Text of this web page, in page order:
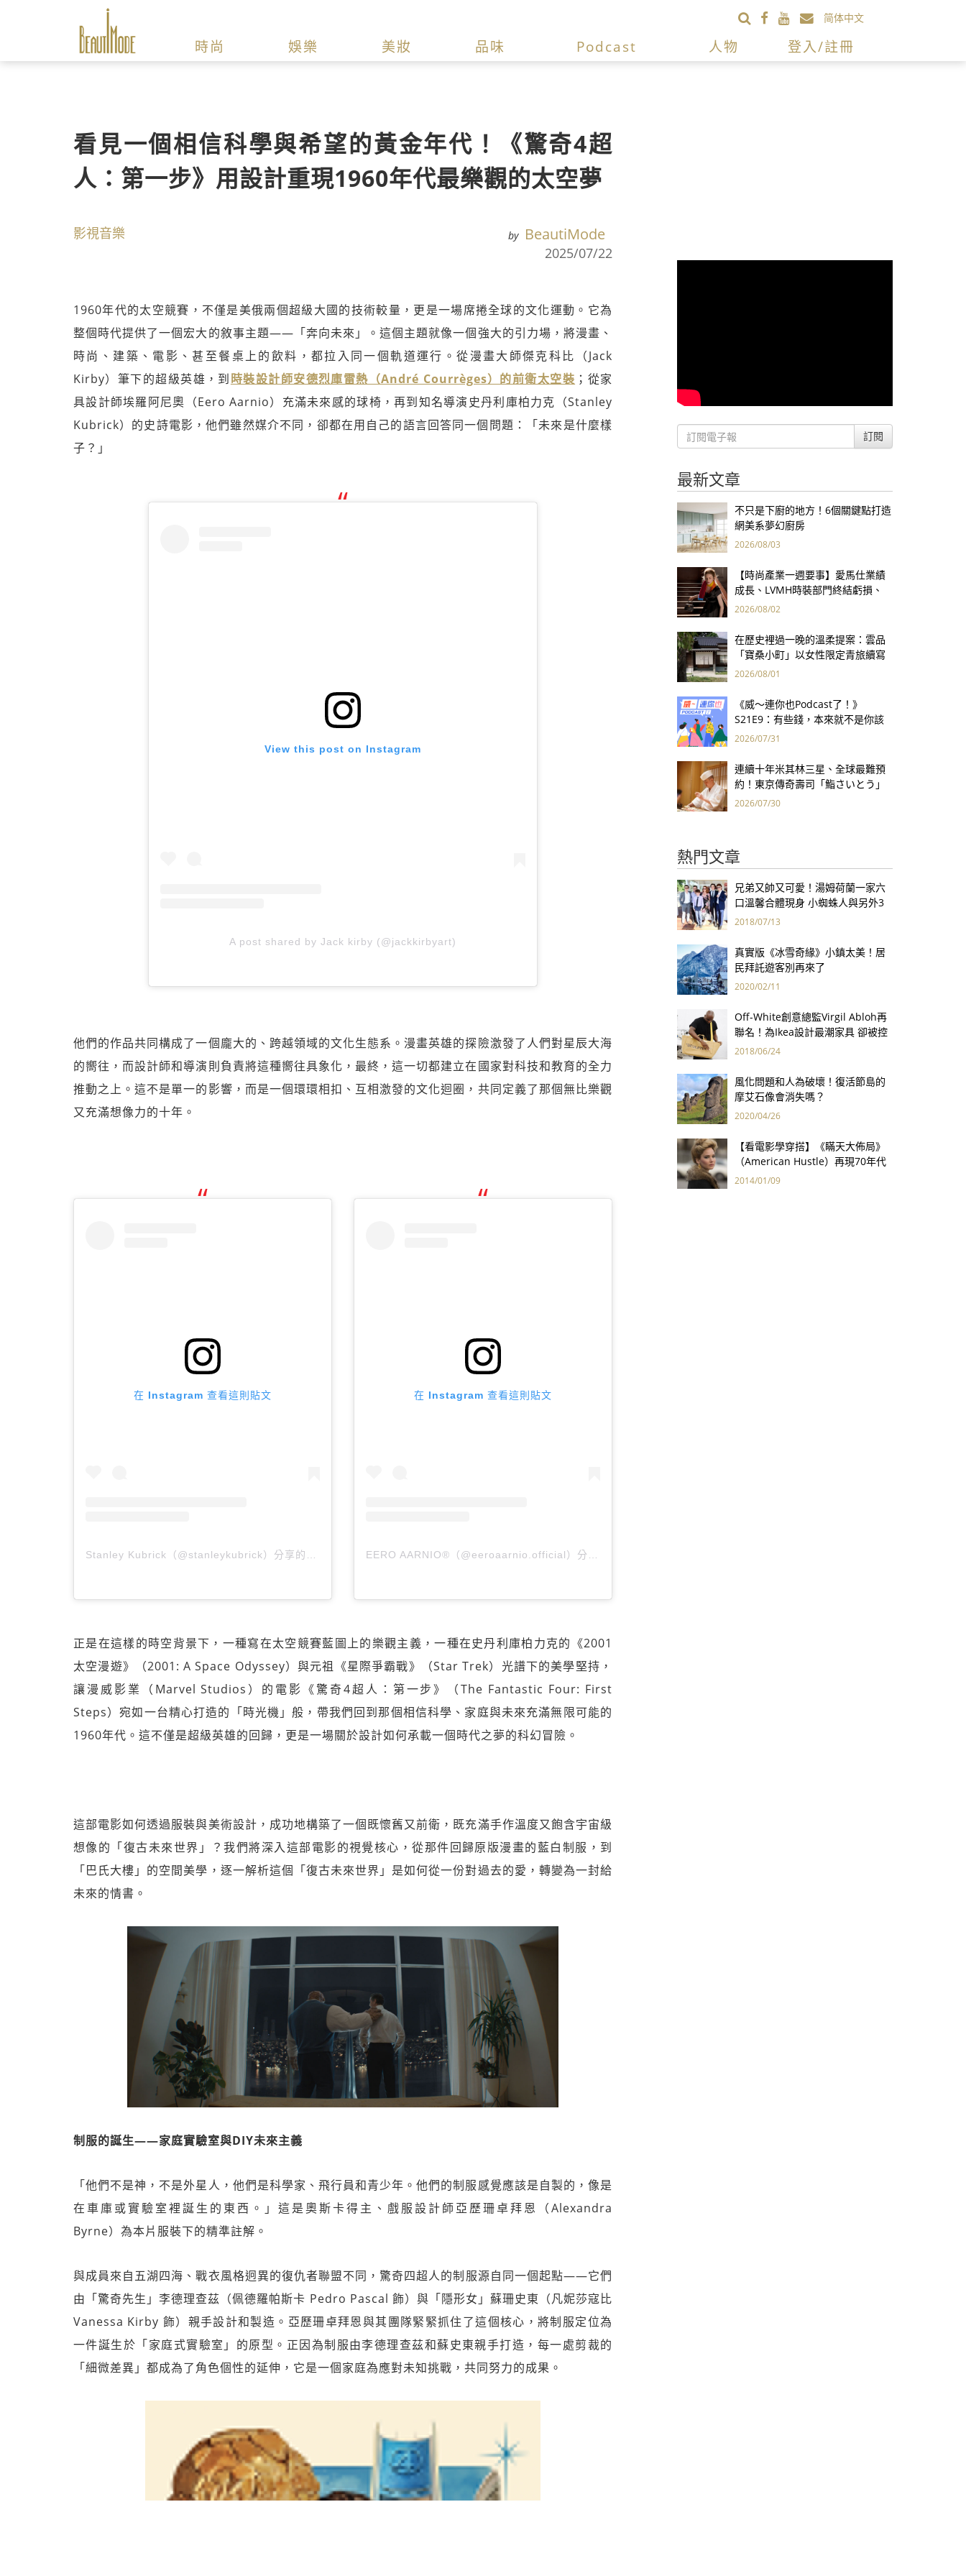
简体中文
時尚 娛樂 美妝 品味 Podcast 人物 登入/註冊
看見一個相信科學與希望的黃金年代！《驚奇4超
人：第一步》用設計重現1960年代最樂觀的太空夢
影視音樂 by BeautiMode
2025/07/22
1960年代的太空競賽，不僅是美俄兩個超級大國的技術較量，更是一場席捲全球的文化運動。它為
整個時代提供了一個宏大的敘事主題——「奔向未來」。這個主題就像一個強大的引力場，將漫畫、
時尚、建築、電影、甚至餐桌上的飲料，都拉入同一個軌道運行。從漫畫大師傑克科比（Jack
Kirby）筆下的超級英雄，到時裝設計師安德烈庫雷熱（André Courrèges）的前衛太空裝 ；從家
具設計師埃羅阿尼奧（Eero Aarnio）充滿未來感的球椅，再到知名導演史丹利庫柏力克（Stanley
Kubrick）的史詩電影，他們雖然媒介不同，卻都在用自己的語言回答同一個問題：「未來是什麼樣
子？」
View this post on Instagram
A post shared by Jack kirby (@jackkirbyart)
他們的作品共同構成了一個龐大的、跨越領域的文化生態系。漫畫英雄的探險激發了人們對星辰大海
的嚮往，而設計師和導演則負責將這種嚮往具象化，最終，這一切都建立在國家對科技和教育的全力
推動之上。這不是單一的影響，而是一個環環相扣、互相激發的文化迴圈，共同定義了那個無比樂觀
又充滿想像力的十年。
在 Instagram 查看這則貼文
Stanley Kubrick（@stanleykubrick）分享的貼文
在 Instagram 查看這則貼文
EERO AARNIO®（@eeroaarnio.official）分享的貼文
正是在這樣的時空背景下，一種寫在太空競賽藍圖上的樂觀主義，一種在史丹利庫柏力克的《2001
太空漫遊》（2001: A Space Odyssey）與元祖《星際爭霸戰》（Star Trek）光譜下的美學堅持，
讓漫威影業（Marvel Studios）的電影《驚奇4超人：第一步》（The Fantastic Four: First
Steps）宛如一台精心打造的「時光機」般，帶我們回到那個相信科學、家庭與未來充滿無限可能的
1960年代。這不僅是超級英雄的回歸，更是一場關於設計如何承載一個時代之夢的科幻冒險。
這部電影如何透過服裝與美術設計，成功地構築了一個既懷舊又前衛，既充滿手作溫度又飽含宇宙級
想像的「復古未來世界」？我們將深入這部電影的視覺核心，從那件回歸原版漫畫的藍白制服，到
「巴氏大樓」的空間美學，逐一解析這個「復古未來世界」是如何從一份對過去的愛，轉變為一封給
未來的情書。
制服的誕生——家庭實驗室與DIY未來主義
「他們不是神，不是外星人，他們是科學家、飛行員和青少年。他們的制服感覺應該是自製的，像是
在車庫或實驗室裡誕生的東西。」這是奧斯卡得主、戲服設計師亞歷珊卓拜恩（Alexandra
Byrne）為本片服裝下的精準註解。
與成員來自五湖四海、戰衣風格迥異的復仇者聯盟不同，驚奇四超人的制服源自同一個起點——它們
由「驚奇先生」李德理查茲（佩德羅帕斯卡 Pedro Pascal 飾）與「隱形女」蘇珊史東（凡妮莎寇比
Vanessa Kirby 飾）親手設計和製造。亞歷珊卓拜恩與其團隊緊緊抓住了這個核心，將制服定位為
一件誕生於「家庭式實驗室」的原型。正因為制服由李德理查茲和蘇史東親手打造，每一處剪裁的
「細微差異」都成為了角色個性的延伸，它是一個家庭為應對未知挑戰，共同努力的成果。
訂閱
最新文章
不只是下廚的地方！6個關鍵點打造
網美系夢幻廚房
2026/08/03
【時尚產業一週要事】愛馬仕業績
成長、LVMH時裝部門終結虧損、
Kering轉型策略初現成效、Prada
2026/08/02
在歷史裡過一晚的溫柔提案：雲品
「寶桑小町」以女性限定青旅續寫
台東老屋記憶
2026/08/01
《威～連你也Podcast了！》
S21E9：有些錢，本來就不是你該
賺的——讀《一個投機者的告白》
2026/07/31
連續十年米其林三星、全球最難預
約！東京傳奇壽司「鮨さいとう」
為何破例首度來台？
2026/07/30
熱門文章
兄弟又帥又可愛！湯姆荷蘭一家六
口溫馨合體現身 小蜘蛛人與另外3
個弟弟感情超好！
2018/07/13
真實版《冰雪奇緣》小鎮太美！居
民拜託遊客別再來了
2020/02/11
Off-White創意總監Virgil Abloh再
聯名！為Ikea設計最潮家具 卻被控
抄襲？
2018/06/24
風化問題和人為破壞！復活節島的
摩艾石像會消失嗎？
2020/04/26
【看電影學穿搭】《瞞天大佈局》
（American Hustle）再現70年代
炫目華服
2014/01/09